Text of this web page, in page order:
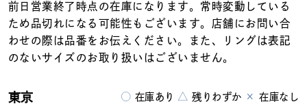
前日営業終了時点の在庫になります。常時変動している
ため品切れになる可能性もございます。店舗にお問い合
わせの際は品番をお伝えください。また、リングは表記
のないサイズのお取り扱いはございません。
○ 在庫あり △ 残りわずか × 在庫なし
東京